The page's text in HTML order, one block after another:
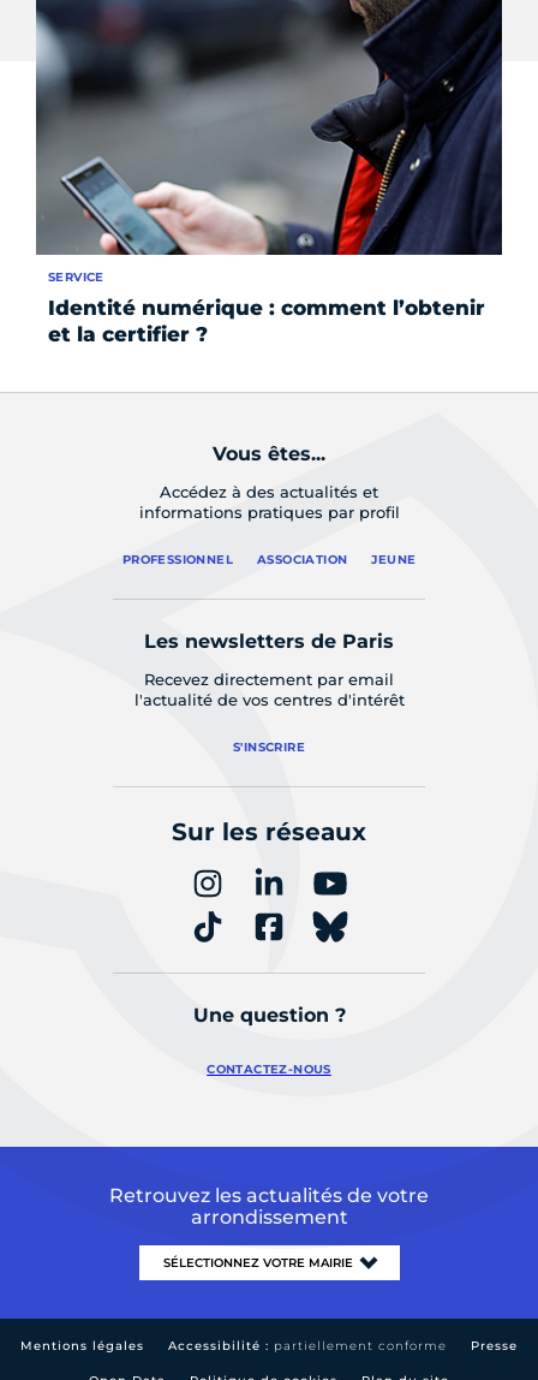
Identité numérique : comment l’obtenir
et la certifier ?
SERVICE
Vous êtes...
Accédez à des actualités et
informations pratiques par profil
PROFESSIONNEL ASSOCIATION JEUNE
Les newsletters de Paris
Recevez directement par email
l'actualité de vos centres d'intérêt
S'INSCRIRE
Sur les réseaux
Une question ?
CONTACTEZ-NOUS
Retrouvez les actualités de votre
arrondissement
Mentions légales Accessibilité : partiellement conforme Presse